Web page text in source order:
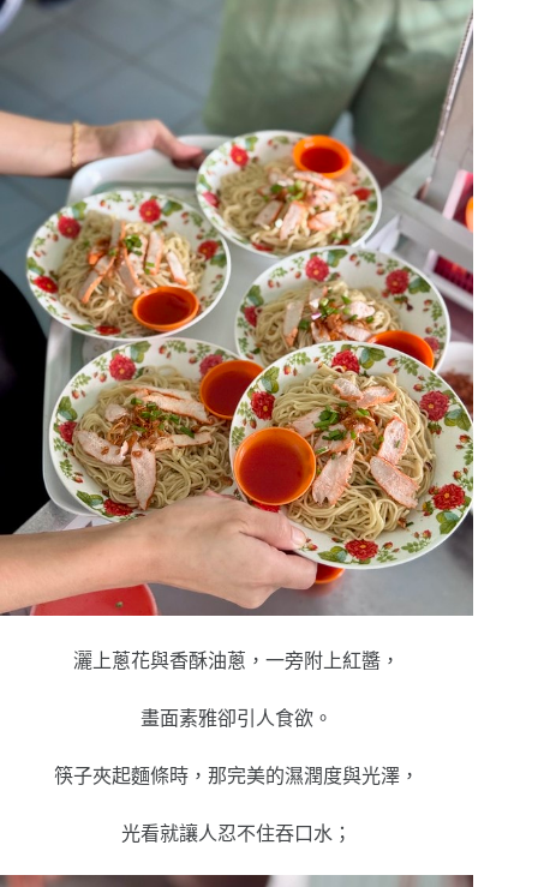
灑上蔥花與香酥油蔥，一旁附上紅醬，
畫面素雅卻引人食欲。
筷子夾起麵條時，那完美的濕潤度與光澤，
光看就讓人忍不住吞口水；